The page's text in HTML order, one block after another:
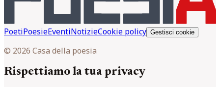
PoetiPoesieEventiNotizieCookie policy Gestisci cookie
© 2026 Casa della poesia
Rispettiamo la tua privacy